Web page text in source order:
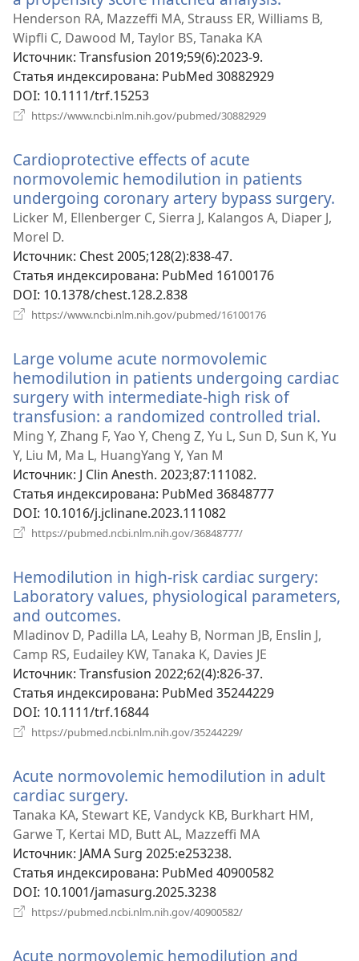
в
Henderson RA, Mazzeffi MA, Strauss ER, Williams B,
Wipfli C, Dawood M, Taylor BS, Tanaka KA
Источник‎: Transfusion 2019;59(6):2023-9.
Статья индексирована‎: PubMed 30882929
DOI‎: 10.1111/trf.15253
https://www.ncbi.nlm.nih.gov/pubmed/30882929
Cardioprotective effects of acute
normovolemic hemodilution in patients
undergoing coronary artery bypass surgery.
Licker M, Ellenberger C, Sierra J, Kalangos A, Diaper J,
Morel D.
Источник‎: Chest 2005;128(2):838-47.
Статья индексирована‎: PubMed 16100176
DOI‎: 10.1378/chest.128.2.838
https://www.ncbi.nlm.nih.gov/pubmed/16100176
окне)
Large volume acute normovolemic
hemodilution in patients undergoing cardiac
surgery with intermediate-high risk of
transfusion: a randomized controlled trial.
в
Ming Y, Zhang F, Yao Y, Cheng Z, Yu L, Sun D, Sun K, Yu
Y, Liu M, Ma L, HuangYang Y, Yan M
Источник‎: J Clin Anesth. 2023;87:111082.
Статья индексирована‎: PubMed 36848777
DOI‎: 10.1016/j.jclinane.2023.111082
https://pubmed.ncbi.nlm.nih.gov/36848777/
окне)
Hemodilution in high-risk cardiac surgery:
Laboratory values, physiological parameters,
and outcomes.
в
новом
окне)
Mladinov D, Padilla LA, Leahy B, Norman JB, Enslin J,
Camp RS, Eudailey KW, Tanaka K, Davies JE
Источник‎: Transfusion 2022;62(4):826-37.
Статья индексирована‎: PubMed 35244229
DOI‎: 10.1111/trf.16844
https://pubmed.ncbi.nlm.nih.gov/35244229/
окне)
Acute normovolemic hemodilution in adult
cardiac surgery.
в
новом
окне)
Tanaka KA, Stewart KE, Vandyck KB, Burkhart HM,
Garwe T, Kertai MD, Butt AL, Mazzeffi MA
Источник‎: JAMA Surg 2025:e253238.
Статья индексирована‎: PubMed 40900582
DOI‎: 10.1001/jamasurg.2025.3238
https://pubmed.ncbi.nlm.nih.gov/40900582/
окне)
Acute normovolemic hemodilution and